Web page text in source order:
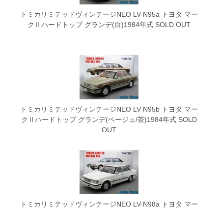
トミカリミテッドヴィンテージNEO LV-N95a トヨタ マー
クⅡハードトップ グランデ(白)1984年式SOLD OUT
トミカリミテッドヴィンテージNEO LV-N95b トヨタ マー
クⅡハードトップ グランデ(ベージュ/茶)1984年式SOLD
OUT
トミカリミテッドヴィンテージNEO LV-N98a トヨタ マー